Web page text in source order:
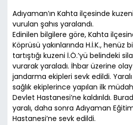
Adıyaman’ın Kahta ilçesinde
vurulan şahıs yaralandı.
Edinilen bilgilere göre, Kahta
Köprüsü yakınlarında H.İ.K.,
tartıştığı kuzeni İ.Ö.’yü belindeki
vurarak yaraladı. İhbar üzerine
jandarma ekipleri sevk edildi.
sağlık ekiplerince yapılan ilk
Devlet Hastanesi’ne kaldırıldı.
yaralı, daha sonra Adıyaman
Hastanesi’ne sevk edildi.